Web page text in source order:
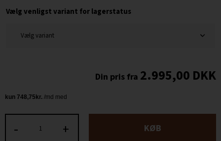
Vælg venligst variant for lagerstatus
2.995,00 DKK
+
- KØB